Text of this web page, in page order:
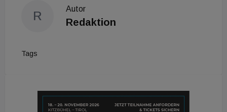
R
Autor
Redaktion
Tags